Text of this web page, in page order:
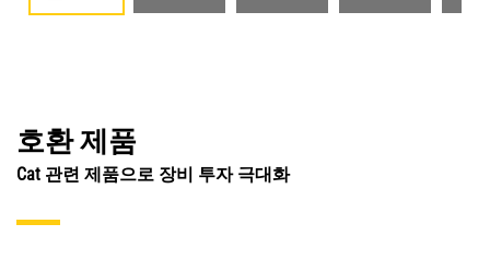
호환 제품
Cat 관련 제품으로 장비 투자 극대화